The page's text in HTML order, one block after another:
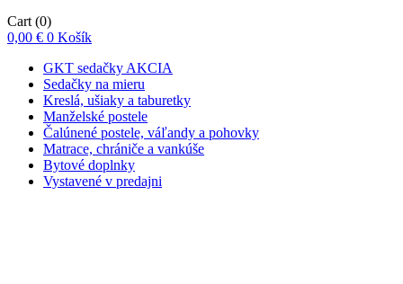
Cart (0)
0,00 € 0 Košík
GKT sedačky AKCIA
Sedačky na mieru
Kreslá, ušiaky a taburetky
Manželské postele
Čalúnené postele, váľandy a pohovky
Matrace, chrániče a vankúše
Bytové doplnky
Vystavené v predajni